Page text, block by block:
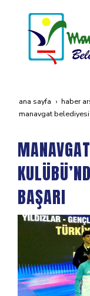
ana sayfa
haber
manavgat beledi̇yesi̇
BAŞARI